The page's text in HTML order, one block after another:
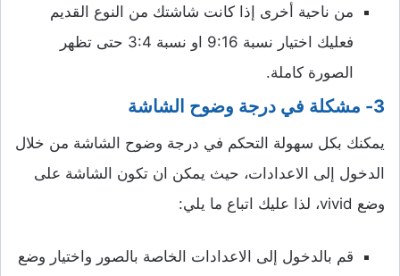
من ناحية أخرى إذا كانت شاشتك من النوع القديم
فعليك اختيار نسبة 9:16 او نسبة 3:4 حتى تظهر
الصورة كاملة.
3- مشكلة في درجة وضوح الشاشة
يمكنك بكل سهولة التحكم في درجة وضوح الشاشة من خلال
الدخول إلى الاعدادات، حيث يمكن ان تكون الشاشة على
وضع vivid، لذا عليك اتباع ما يلي:
قم بالدخول إلى الاعدادات الخاصة بالصور واختيار وضع